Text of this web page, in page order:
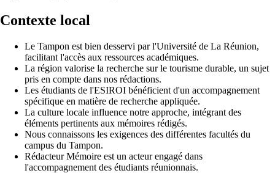
Contexte local
Le Tampon est bien desservi par l'Université de La Réunion,
facilitant l'accès aux ressources académiques.
La région valorise la recherche sur le tourisme durable, un sujet
pris en compte dans nos rédactions.
Les étudiants de l'ESIROI bénéficient d'un accompagnement
spécifique en matière de recherche appliquée.
La culture locale influence notre approche, intégrant des
éléments pertinents aux mémoires rédigés.
Nous connaissons les exigences des différentes facultés du
campus du Tampon.
Rédacteur Mémoire est un acteur engagé dans
l'accompagnement des étudiants réunionnais.